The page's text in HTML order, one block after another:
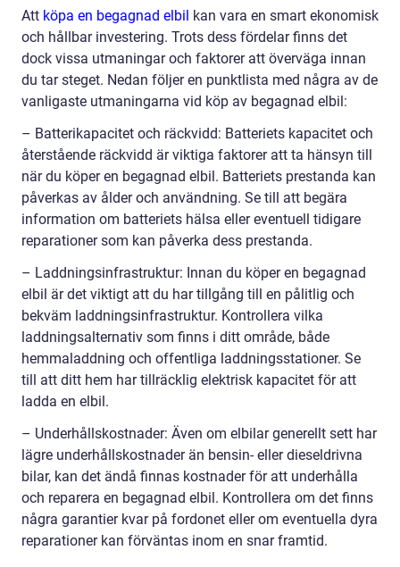
Att köpa en begagnad elbil kan vara en smart ekonomisk
och hållbar investering. Trots dess fördelar finns det
dock vissa utmaningar och faktorer att överväga innan
du tar steget. Nedan följer en punktlista med några av de
vanligaste utmaningarna vid köp av begagnad elbil:
– Batterikapacitet och räckvidd: Batteriets kapacitet och
återstående räckvidd är viktiga faktorer att ta hänsyn till
när du köper en begagnad elbil. Batteriets prestanda kan
påverkas av ålder och användning. Se till att begära
information om batteriets hälsa eller eventuell tidigare
reparationer som kan påverka dess prestanda.
– Laddningsinfrastruktur: Innan du köper en begagnad
elbil är det viktigt att du har tillgång till en pålitlig och
bekväm laddningsinfrastruktur. Kontrollera vilka
laddningsalternativ som finns i ditt område, både
hemmaladdning och offentliga laddningsstationer. Se
till att ditt hem har tillräcklig elektrisk kapacitet för att
ladda en elbil.
– Underhållskostnader: Även om elbilar generellt sett har
lägre underhållskostnader än bensin- eller dieseldrivna
bilar, kan det ändå finnas kostnader för att underhålla
och reparera en begagnad elbil. Kontrollera om det finns
några garantier kvar på fordonet eller om eventuella dyra
reparationer kan förväntas inom en snar framtid.